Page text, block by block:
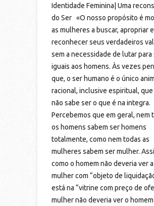
Identidade Feminina| Uma
do Ser «O nosso propósito é
as mulheres a buscar, apropriar e
reconhecer seus verdadeiros
sem a necessidade de lutar para
iguais aos homens. Às vezes
que, o ser humano é o único
racional, inclusive espiritual, que
não sabe ser o que é na integra.
Percebemos que em geral, nem
os homens sabem ser homens
totalmente, como nem todas as
mulheres sabem ser mulher.
como o homem não deveria ver a
mulher com “objeto de
está na “vitrine com preço de
mulher não deveria ver o